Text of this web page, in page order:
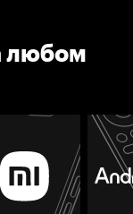
любом